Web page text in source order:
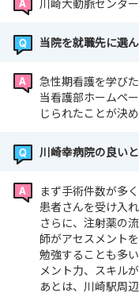
川崎大動脈センタ
当院を就職先に選
急性期看護を学び
当看護部ホームペ
じられたことが決め
川崎幸病院の良い
まず手術件数が多
患者さんを受け入
さらに、注射薬の
師がアセスメント
勉強することも多
メント力、スキル
あとは、川崎駅周